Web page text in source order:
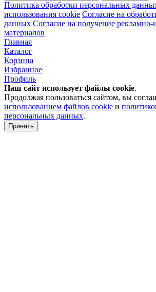
Политика обработки персональных
использования cookie Согласие на
данных Согласие на получение
материалов
Главная
Каталог
Корзина
Избранное
Профиль
Наш сайт использует файлы cookie.
Продолжая пользоваться сайтом, вы
использованием файлов cookie и
персональных данных.
Принять